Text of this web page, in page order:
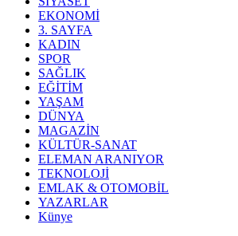
EKONOMİ
3. SAYFA
KADIN
SPOR
SAĞLIK
EĞİTİM
YAŞAM
DÜNYA
MAGAZİN
KÜLTÜR-SANAT
ELEMAN ARANIYOR
TEKNOLOJİ
EMLAK & OTOMOBİL
YAZARLAR
Künye